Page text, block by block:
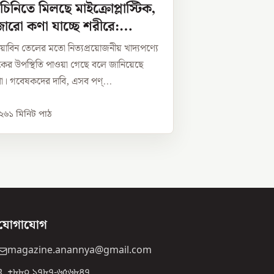
মিলছে মাইক্রোপ্লাস্টিক,
কণা যাচ্ছে শরীরে:
তেলের মতো নিত্যপ্রয়োজনীয় খাদ্যপণ্যে
উপস্থিতি পাওয়া গেছে বলে জানিয়েছে
গবেষকদের দাবি, এসব পণ্...
১ মিনিট পাঠ
magazine.anannya@gmail.com